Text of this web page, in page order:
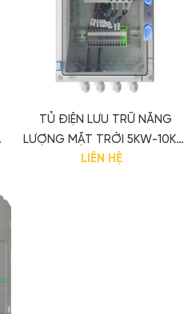
TỦ ĐIỆN LƯU TRỮ NĂNG
LƯỢNG MẶT TRỜI 5KW-10KW
ĐÓNG GÓI SẴN
LIÊN HỆ